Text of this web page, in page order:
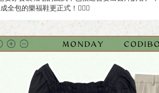
全包的樂福鞋更正式！💁🏻‍♀️